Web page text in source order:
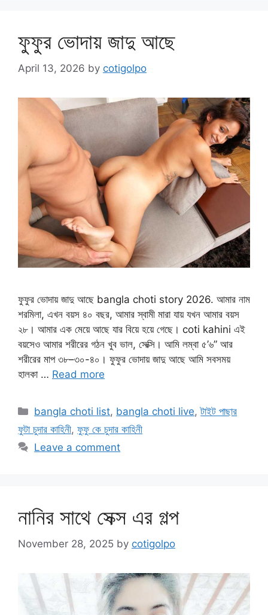
ফুফুর ভোদায় জাদু আছে
April 13, 2026 by cotigolpo
ফুফুর ভোদায় জাদু আছে bangla choti story 2026. আমার নাম
শরমিলা, এখন বয়স ৪০ বছর, আমার স্বামী মারা যায় যখন আমার বয়স
২৮। আমার এক মেয়ে আছে যার বিয়ে হয়ে গেছে। coti kahini এই
বয়সেও আমার শরীরের গঠন খুব ভাল, সেক্সি। আমি লম্বা ৫’৬” আর
শরীরের মাপ ৩৮–৩০-৪০। ফুফুর ভোদায় জাদু আছে আমি সবসময়
হালকা … Read more
Categories
bangla choti list, bangla choti live,টাইট পাছার
ফুটা চুদার কাহিনী, ফুফু কে চুদার কাহিনী
Leave a comment
নানির সাথে সেক্স এর গল্প
November 28, 2025 by cotigolpo